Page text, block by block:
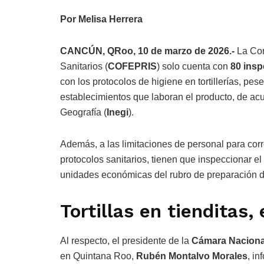
Por Melisa Herrera
CANCÚN, QRoo, 10 de marzo de 2026.- La
Sanitarios (COFEPRIS) solo cuenta con 80
con los protocolos de higiene en tortillerías,
establecimientos que laboran el producto, de
Geografía ( Inegi).
Además, a las limitaciones de personal para
protocolos sanitarios, tienen que inspeccionar
unidades económicas del rubro de
Tortillas en tienditas,
Al respecto, el presidente de la Cámara
en Quintana Roo, Rubén Montalvo Morales,